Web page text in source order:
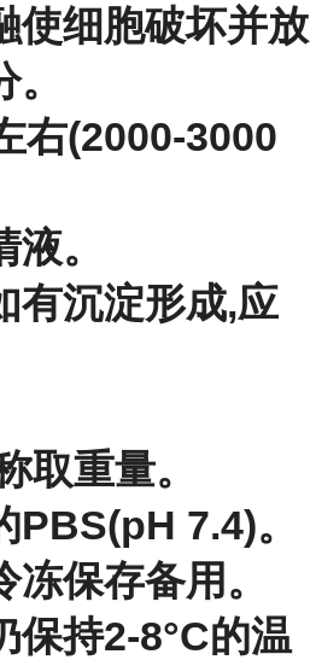
使细胞破坏并放
右(2000-3000
。
有沉淀形成,应
取重量。
PBS(pH 7.4)。
保存备用。
保持2-8°C的温